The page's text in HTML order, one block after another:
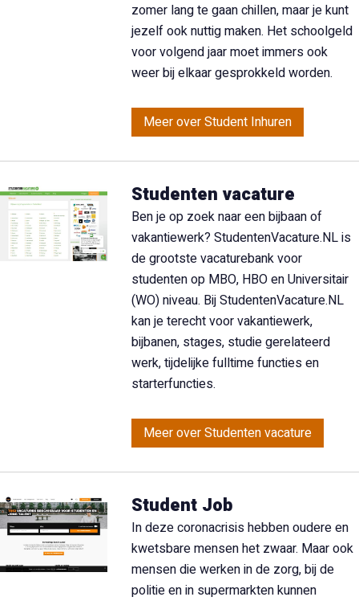
zomer lang te gaan chillen, maar je kunt
jezelf ook nuttig maken. Het schoolgeld
voor volgend jaar moet immers ook
weer bij elkaar gesprokkeld worden.
Meer over Student Inhuren
Studenten vacature
Ben je op zoek naar een bijbaan of
vakantiewerk? StudentenVacature.NL is
de grootste vacaturebank voor
studenten op MBO, HBO en Universitair
(WO) niveau. Bij StudentenVacature.NL
kan je terecht voor vakantiewerk,
bijbanen, stages, studie gerelateerd
werk, tijdelijke fulltime functies en
starterfuncties.
Meer over Studenten vacature
Student Job
In deze coronacrisis hebben oudere en
kwetsbare mensen het zwaar. Maar ook
mensen die werken in de zorg, bij de
politie en in supermarkten kunnen